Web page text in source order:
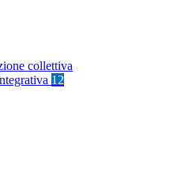
collettiva
12